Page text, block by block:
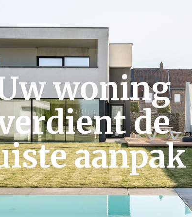
woning
de
aanpak